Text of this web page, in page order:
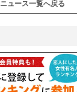
ニュース一覧へ戻る